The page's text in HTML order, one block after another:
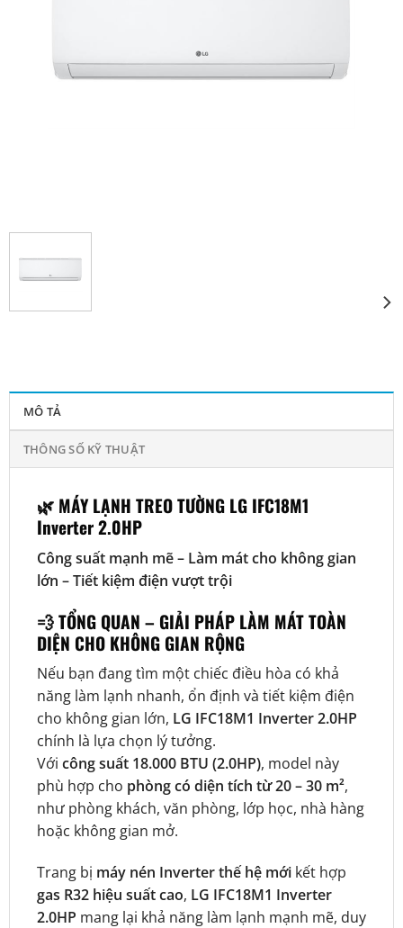
MÔ TẢ
THÔNG SỐ KỸ THUẬT
🌿 MÁY LẠNH TREO TƯỜNG LG IFC18M1
Inverter 2.0HP
Công suất mạnh mẽ – Làm mát cho không gian
lớn – Tiết kiệm điện vượt trội
💨 TỔNG QUAN – GIẢI PHÁP LÀM MÁT TOÀN
DIỆN CHO KHÔNG GIAN RỘNG
Nếu bạn đang tìm một chiếc điều hòa có khả
năng làm lạnh nhanh, ổn định và tiết kiệm điện
cho không gian lớn, LG IFC18M1 Inverter 2.0HP
chính là lựa chọn lý tưởng.
Với công suất 18.000 BTU (2.0HP), model này
phù hợp cho phòng có diện tích từ 20 – 30 m²,
như phòng khách, văn phòng, lớp học, nhà hàng
hoặc không gian mở.
Trang bị máy nén Inverter thế hệ mớikết hợp
gas R32 hiệu suất cao, LG IFC18M1 Inverter
2.0HP mang lại khả năng làm lạnh mạnh mẽ, duy